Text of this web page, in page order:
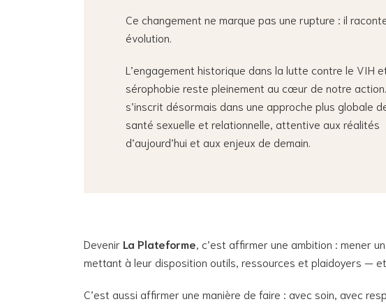
Ce changement ne marque pas une rupture : il
évolution.
L’engagement historique dans la lutte contre le VIH
sérophobie reste pleinement au cœur de notre
s’inscrit désormais dans une approche plus globale
santé sexuelle et relationnelle, attentive aux réalités
d’aujourd’hui et aux enjeux de demain.
DevenirLa Plateforme, c’est affirmer une ambition : mener
mettant à leur disposition outils, ressources et plaidoyers —
C’est aussi affirmer une manière de faire : avec soin, avec